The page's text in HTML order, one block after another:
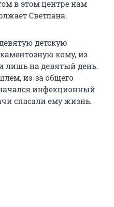
в этом центре нам
Светлана.
детскую
кому, из
лишь на девятый день.
из-за общего
инфекционный
спасали ему жизнь.